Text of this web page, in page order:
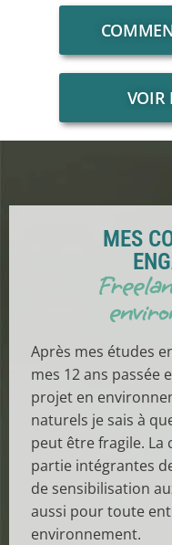
VOIR
MES
Après mes études
mes 12 ans passée
projet en
naturels je sais à
peut être fragile.
partie intégrantes
de sensibilisation
aussi pour toute
environnement.